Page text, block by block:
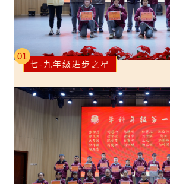
01
七-九年级进步之星